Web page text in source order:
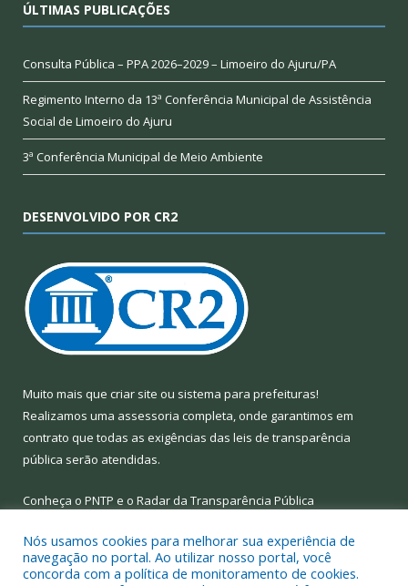
ÚLTIMAS PUBLICAÇÕES
Consulta Pública – PPA 2026–2029 – Limoeiro do Ajuru/PA
Regimento Interno da 13ª Conferência Municipal de Assistência
Social de Limoeiro do Ajuru
3ª Conferência Municipal de Meio Ambiente
DESENVOLVIDO POR CR2
Muito mais que criar site ou sistema para prefeituras!
Realizamos uma assessoria completa, onde garantimos em
contrato que todas as exigências das leis de transparência
pública serão atendidas.
Conheça o PNTP e o Radar da Transparência Pública
Nós usamos cookies para melhorar sua experiência de
navegação no portal. Ao utilizar nosso portal, você
concorda com a política de monitoramento de cookies.